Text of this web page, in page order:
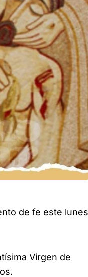
de fe este lunes
Virgen de